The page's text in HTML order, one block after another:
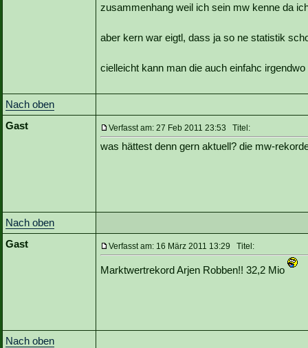
zusammenhang weil ich sein mw kenne da
aber kern war eigtl, dass ja so ne statistik
cielleicht kann man die auch einfahc
Nach oben
Gast
Verfasst am: 27 Feb 2011 23:53 Titel:
was hättest denn gern aktuell? die mw-
Nach oben
Gast
Verfasst am: 16 März 2011 13:29 Titel:
Marktwertrekord Arjen Robben!! 32,2 Mio
Nach oben